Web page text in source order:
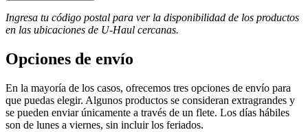
Ingresa tu código postal para ver la disponibilidad de los productos
en las ubicaciones de U-Haul ​​​​​​​ cercanas.
Opciones de envío
En la mayoría de los casos, ofrecemos tres opciones de envío para
que puedas elegir. Algunos productos se consideran extragrandes y
se pueden enviar únicamente a través de un flete. Los días hábiles
son de lunes a viernes, sin incluir los feriados.